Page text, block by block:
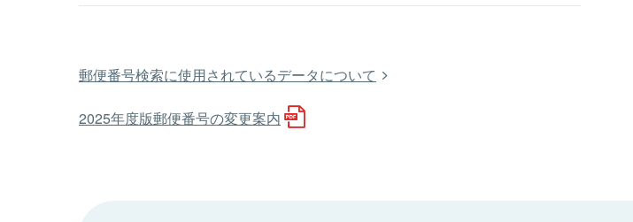
郵便番号検索に使用されているデータについて
2025年度版郵便番号の変更案内